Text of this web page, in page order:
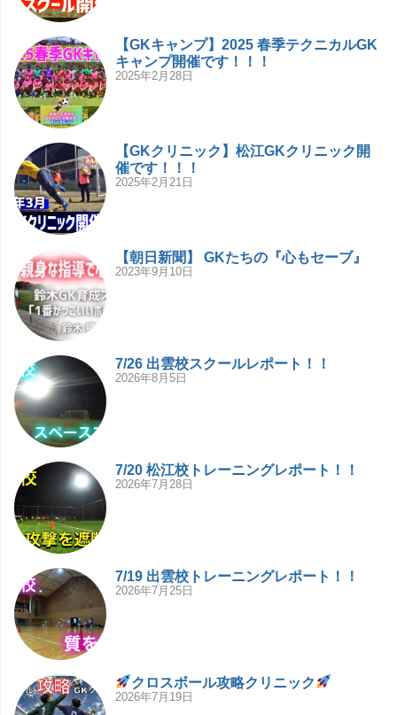
【GKキャンプ】2025 春季テクニカルGK
キャンプ開催です！！！
2025年2月28日
【GKクリニック】松江GKクリニック開
催です！！！
2025年2月21日
【朝日新聞】 GKたちの『心もセーブ』
2023年9月10日
7/26 出雲校スクールレポート！！
2026年8月5日
7/20 松江校トレーニングレポート！！
2026年7月28日
7/19 出雲校トレーニングレポート！！
2026年7月25日
クロスボール攻略クリニック
2026年7月19日